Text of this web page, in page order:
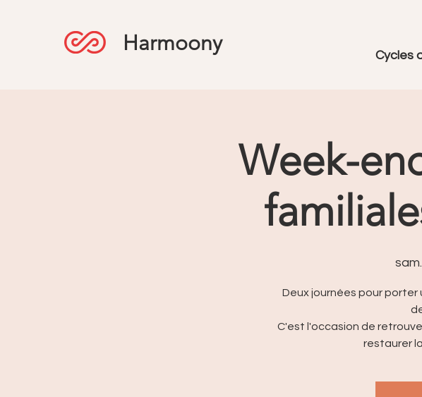
Harmoony Cycles
Week-
Deux journées pour porter
C'est l'occasion de